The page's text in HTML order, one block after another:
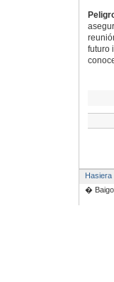
futuro
Hasiera
�